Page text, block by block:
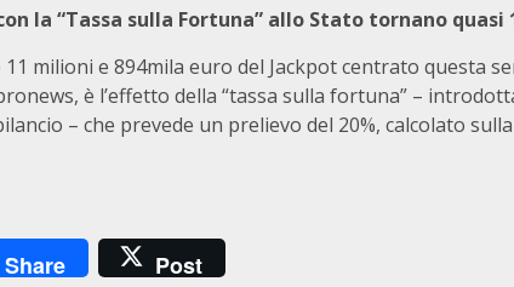
la “Tassa sulla Fortuna” allo Stato tornano
11 milioni e 894mila euro del Jackpot centrato questa
è l’effetto della “tassa sulla fortuna” –
– che prevede un prelievo del 20%, calcolato
Share Post